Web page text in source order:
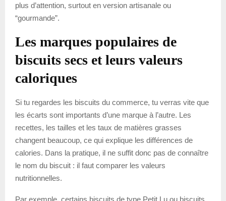
plus d’attention, surtout en version artisanale ou
“gourmande”.
Les marques populaires de
biscuits secs et leurs valeurs
caloriques
Si tu regardes les biscuits du commerce, tu verras vite que
les écarts sont importants d’une marque à l’autre. Les
recettes, les tailles et les taux de matières grasses
changent beaucoup, ce qui explique les différences de
calories. Dans la pratique, il ne suffit donc pas de connaître
le nom du biscuit : il faut comparer les valeurs
nutritionnelles.
Par exemple, certains biscuits de type Petit Lu ou biscuits